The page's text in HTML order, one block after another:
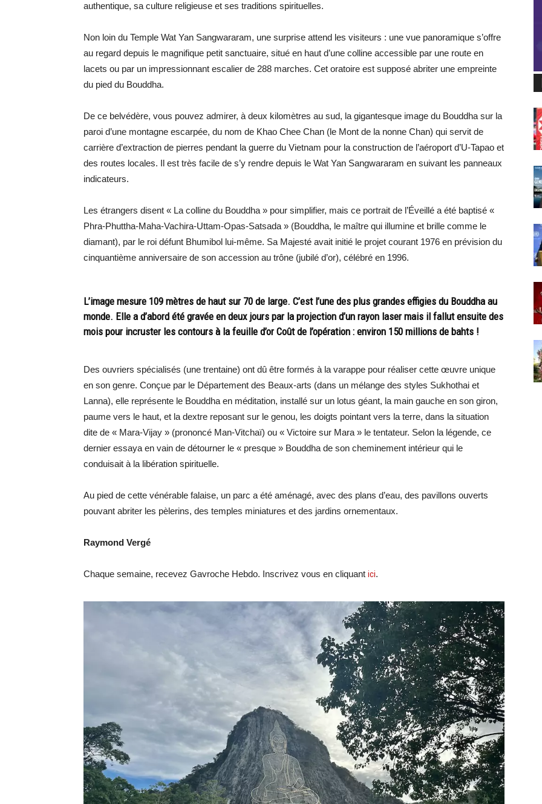
authentique, sa culture religieuse et ses traditions spirituelles.
Non loin du Temple Wat Yan Sangwararam, une surprise attend les visiteurs : une vue panoramique s’offre
au regard depuis le magnifique petit sanctuaire, situé en haut d’une colline accessible par une route en
lacets ou par un impressionnant escalier de 288 marches. Cet oratoire est supposé abriter une empreinte
du pied du Bouddha.
De ce belvédère, vous pouvez admirer, à deux kilomètres au sud, la gigantesque image du Bouddha sur la
paroi d’une montagne escarpée, du nom de Khao Chee Chan (le Mont de la nonne Chan) qui servit de
carrière d’extraction de pierres pendant la guerre du Vietnam pour la construction de l’aéroport d’U-Tapao et
des routes locales. Il est très facile de s’y rendre depuis le Wat Yan Sangwararam en suivant les panneaux
indicateurs.
Les étrangers disent « La colline du Bouddha » pour simplifier, mais ce portrait de l’Éveillé a été baptisé «
Phra-Phuttha-Maha-Vachira-Uttam-Opas-Satsada » (Bouddha, le maître qui illumine et brille comme le
diamant), par le roi défunt Bhumibol lui-même. Sa Majesté avait initié le projet courant 1976 en prévision du
cinquantième anniversaire de son accession au trône (jubilé d’or), célébré en 1996.
L’image mesure 109 mètres de haut sur 70 de large. C’est l’une des plus grandes effigies du Bouddha au
monde. Elle a d’abord été gravée en deux jours par la projection d’un rayon laser mais il fallut ensuite des
mois pour incruster les contours à la feuille d’or Coût de l’opération : environ 150 millions de bahts !
Des ouvriers spécialisés (une trentaine) ont dû être formés à la varappe pour réaliser cette œuvre unique
en son genre. Conçue par le Département des Beaux-arts (dans un mélange des styles Sukhothai et
Lanna), elle représente le Bouddha en méditation, installé sur un lotus géant, la main gauche en son giron,
paume vers le haut, et la dextre reposant sur le genou, les doigts pointant vers la terre, dans la situation
dite de « Mara-Vijay » (prononcé Man-Vitchaï) ou « Victoire sur Mara » le tentateur. Selon la légende, ce
dernier essaya en vain de détourner le « presque » Bouddha de son cheminement intérieur qui le
conduisait à la libération spirituelle.
Au pied de cette vénérable falaise, un parc a été aménagé, avec des plans d’eau, des pavillons ouverts
pouvant abriter les pèlerins, des temples miniatures et des jardins ornementaux.
Raymond Vergé
Chaque semaine, recevez Gavroche Hebdo. Inscrivez vous en cliquant ici.